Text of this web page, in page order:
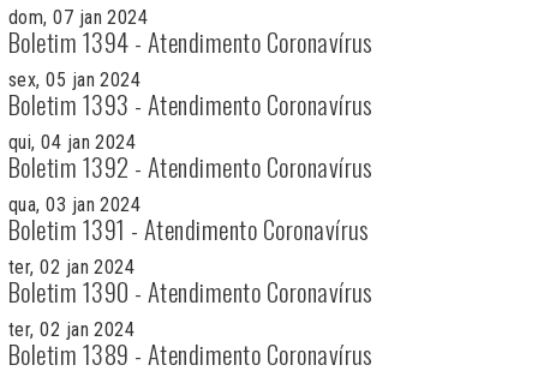
dom, 07 jan 2024
Boletim 1394 - Atendimento Coronavírus
sex, 05 jan 2024
Boletim 1393 - Atendimento Coronavírus
qui, 04 jan 2024
Boletim 1392 - Atendimento Coronavírus
qua, 03 jan 2024
Boletim 1391 - Atendimento Coronavírus
ter, 02 jan 2024
Boletim 1390 - Atendimento Coronavírus
ter, 02 jan 2024
Boletim 1389 - Atendimento Coronavírus